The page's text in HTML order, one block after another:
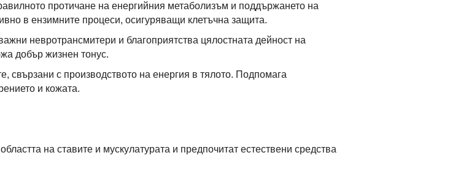
протичане на енергийния метаболизъм и поддържането на
в ензимните процеси, осигуряващи клетъчна защита.
невротрансмитери и благоприятства цялостната дейност на
добър жизнен тонус.
свързани с производството на енергия в тялото. Подпомага
и кожата.
на ставите и мускулатурата и предпочитат естествени средства